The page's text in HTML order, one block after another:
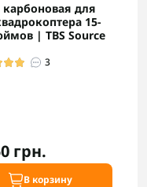
для
15-
| TBS Source
3
грн.
В корзину